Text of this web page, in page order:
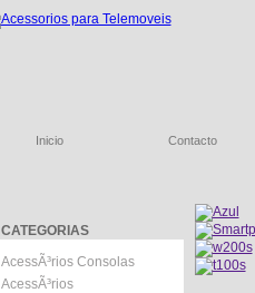
Inicio Contacto
CATEGORIAS
AcessÃ³rios Consolas
AcessÃ³rios